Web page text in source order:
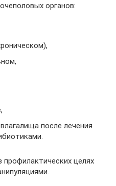
органов:
после лечения
целях